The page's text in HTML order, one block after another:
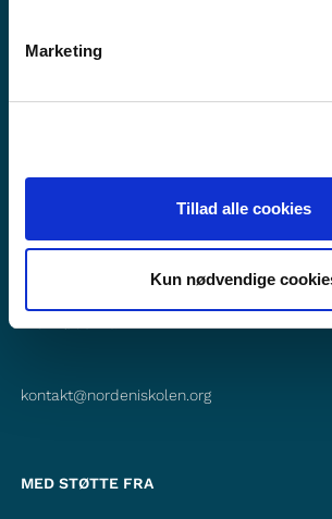
Marketing
Tillad alle cookies
Kun nødvendige
Foreningerne Nordens Forbund
Vandkunsten 12
1467København K
kontakt@nordeniskolen.org
MED STØTTE FRA